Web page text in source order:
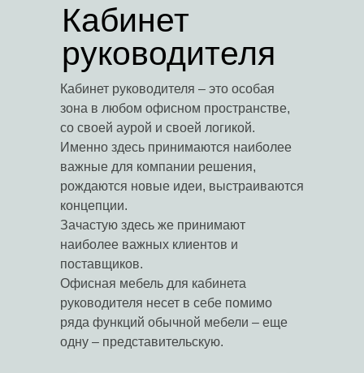
Кабинет руководителя – это особая
зона в любом офисном пространстве,
со своей аурой и своей логикой.
Именно здесь принимаются наиболее
важные для компании решения,
рождаются новые идеи, выстраиваются
концепции.
Зачастую здесь же принимают
наиболее важных клиентов и
поставщиков.
Офисная мебель для кабинета
руководителя несет в себе помимо
ряда функций обычной мебели – еще
одну – представительскую.
Кабинет
руководителя